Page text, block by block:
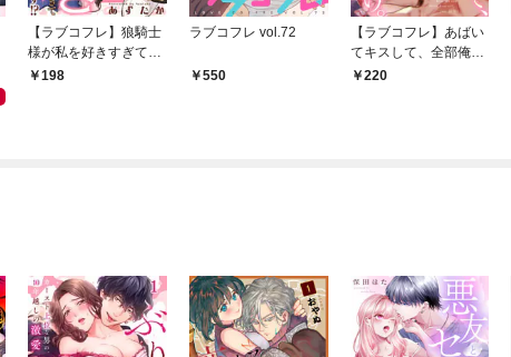
【ラブコフレ】狼騎士
様が私を好きすぎて外
堀を埋めてきます！？
198
ラブコフレ vol.72
550
【ラブコフレ】あばい
てキスして、全部俺だ
け。 act.1
220